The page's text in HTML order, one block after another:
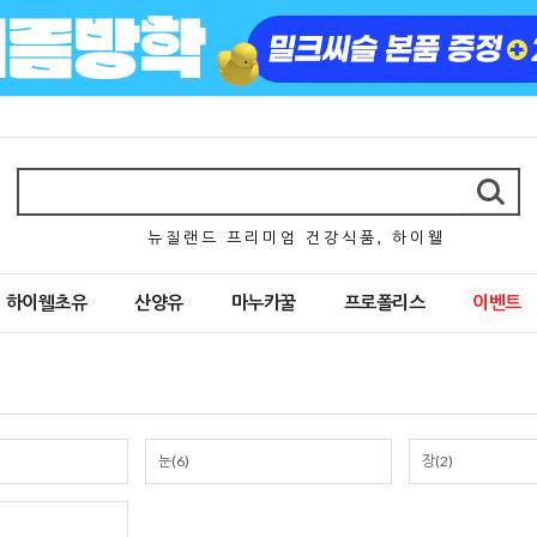
뉴 질 랜 드 프 리 미 엄 건 강 식 품 , 하 이 웰
하이웰초유 산양유 마누카꿀 프로폴리스 이벤트
눈(6) 장(2)